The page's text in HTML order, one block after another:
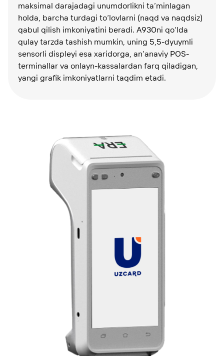
maksimal darajadagi unumdorlikni ta’minlagan
holda, barcha turdagi to‘lovlarni (naqd va naqdsiz)
qabul qilish imkoniyatini beradi. A930ni qo‘lda
qulay tarzda tashish mumkin, uning 5,5-dyuymli
sensorli displeyi esa xaridorga, an’anaviy POS-
terminallar va onlayn-kassalardan farq qiladigan,
yangi grafik imkoniyatlarni taqdim etadi.